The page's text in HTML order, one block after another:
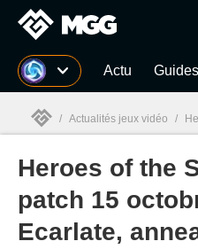
MGG Actu Guides
MGG
/ Actualités jeux vidéo /
Heroes of the
patch 15
Ecarlate,